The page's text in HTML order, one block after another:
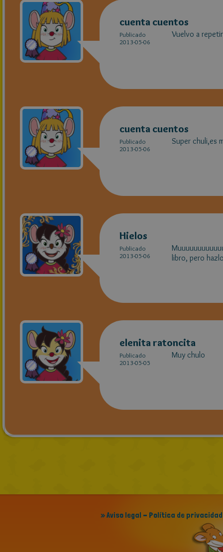
cuenta cuentos
Publicado
2013-05-06
Vuelvo a
cuenta cuentos
Publicado
2013-05-06
Super chuli,es
Hielos
Publicado
2013-05-06
libro, pero
elenita ratoncita
Publicado
2013-05-05
Muy chulo
» Aviso legal - Política de privacidad